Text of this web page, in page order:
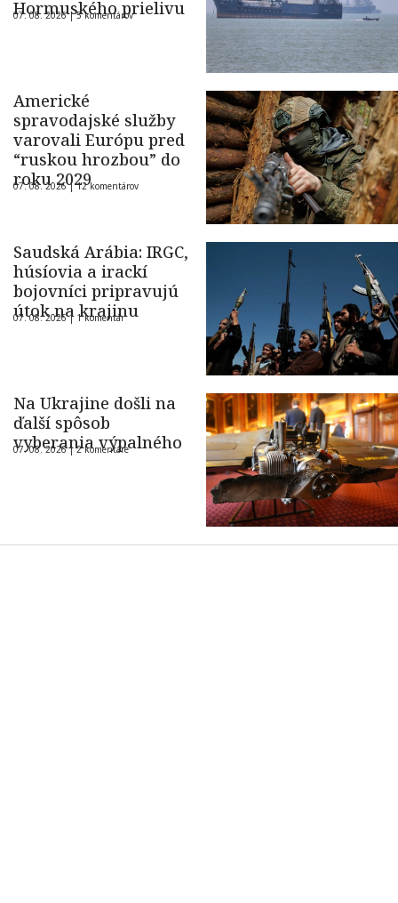
Hormuského prielivu
07. 08. 2026 |5 komentárov
Americké
spravodajské služby
varovali Európu pred
“ruskou hrozbou” do
roku 2029
07. 08. 2026 |12 komentárov
Saudská Arábia: IRGC,
húsíovia a irackí
bojovníci pripravujú
útok na krajinu
07. 08. 2026 | 1 komentár
Na Ukrajine došli na
ďalší spôsob
vyberania výpalného
07. 08. 2026 |2 komentáre